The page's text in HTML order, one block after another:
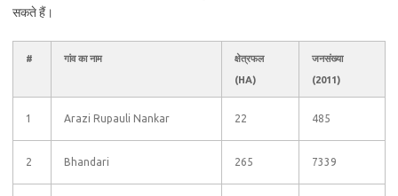
सकते हैं।
# गांव का नाम
क्षेत्रफल
(HA)
जनसंख्या
(2011)
1 Arazi Rupauli Nankar 22 485
2 Bhandari 265 7339